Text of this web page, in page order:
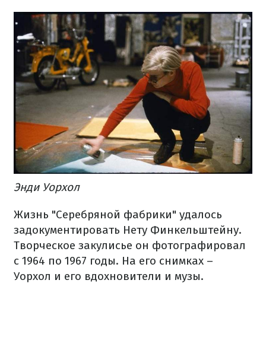
Энди Уорхол
Жизнь "Серебряной фабрики" удалось
задокументировать Нету Финкельштейну.
Творческое закулисье он фотографировал
с 1964 по 1967 годы. На его снимках –
Уорхол и его вдохновители и музы.